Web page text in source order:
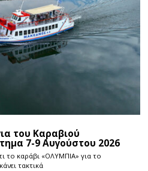
του Καραβιού
7-9 Αυγούστου 2026
το καράβι «ΟΛΥΜΠΙΑ» για το
τακτικά